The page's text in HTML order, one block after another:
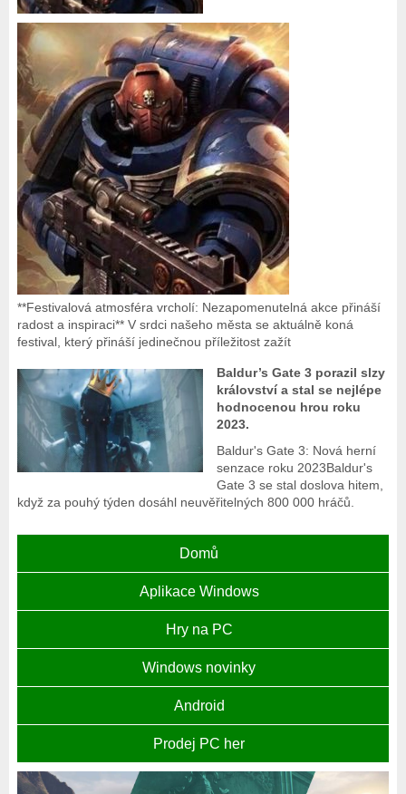
**Festivalová atmosféra vrcholí: Nezapomenutelná akce přináší
radost a inspiraci** V srdci našeho města se aktuálně koná
festival, který přináší jedinečnou příležitost zažít
Baldur’s Gate 3 porazil slzy
království a stal se nejlépe
hodnocenou hrou roku
2023.
Baldur's Gate 3: Nová herní
senzace roku 2023Baldur's
Gate 3 se stal doslova hitem,
když za pouhý týden dosáhl neuvěřitelných 800 000 hráčů.
Domů
Aplikace Windows
Hry na PC
Windows novinky
Android
Prodej PC her